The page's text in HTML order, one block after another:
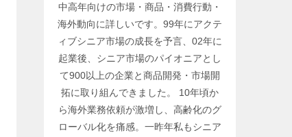
中高年向けの市場・商品・消費行動・
海外動向に詳しいです。99年にアクテ
ィブシニア市場の成長を予言、02年に
起業後、シニア市場のパイオニアとし
て900以上の企業と商品開発・市場開
拓に取り組んできました。 10年頃か
ら海外業務依頼が激増し、高齢化のグ
ローバル化を痛感。一昨年私もシニア